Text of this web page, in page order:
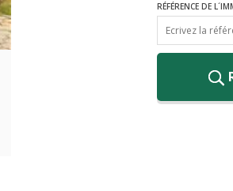
RÉFÉRENCE DE